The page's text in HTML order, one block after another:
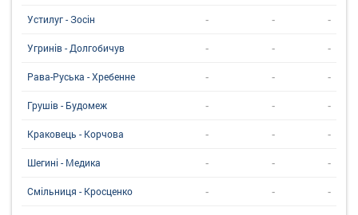
Устилуг - Зосін - - -
Угринiв - Долгобичув - - -
Рава-Руська - Хребенне - - -
Грушів - Будомеж - - -
Краковець - Корчова - - -
Шегині - Медика - - -
Смільниця - Кросценко - - -